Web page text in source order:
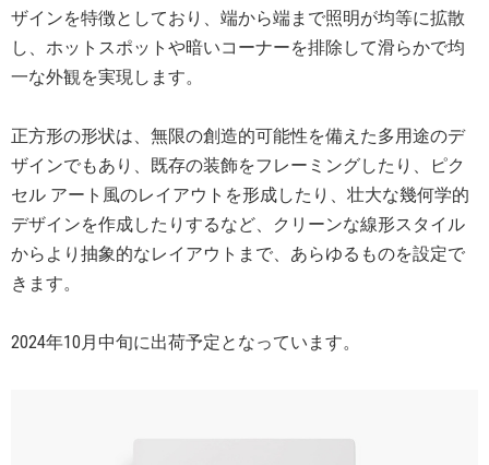
ザインを特徴としており、端から端まで照明が均等に拡散
し、ホットスポットや暗いコーナーを排除して滑らかで均
一な外観を実現します。
正方形の形状は、無限の創造的可能性を備えた多用途のデ
ザインでもあり、既存の装飾をフレーミングしたり、ピク
セル アート風のレイアウトを形成したり、壮大な幾何学的
デザインを作成したりするなど、クリーンな線形スタイル
からより抽象的なレイアウトまで、あらゆるものを設定で
きます。
2024年10月中旬に出荷予定となっています。